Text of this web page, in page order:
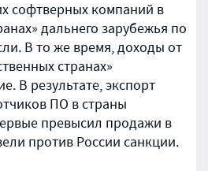
софтверных компаний в
дальнего зарубежья по
В то же время, доходы от
странах»
В результате, экспорт
ПО в страны
превысил продажи в
против России санкции.